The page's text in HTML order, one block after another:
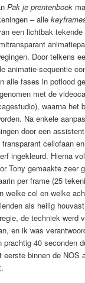
Pak je prentenboek
– alle
een lichtbak
Door telkens
animatie-sequentie
alle fases in potlood
met de
waarna het
Na enkele
door een
cellofaan
ingekleurd. Hierna
Tony gemaakte zeer
per frame (25
welke cel en welke
als heilig
de techniek werd
en ik was
prachtig 40 seconden
eerste binnen de NOS